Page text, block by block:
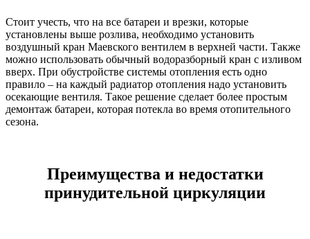
Стоит учесть, что на все батареи и врезки, которые
установлены выше розлива, необходимо установить
воздушный кран Маевского вентилем в верхней части. Также
можно использовать обычный водоразборный кран с изливом
вверх. При обустройстве системы отопления есть одно
правило – на каждый радиатор отопления надо установить
осекающие вентиля. Такое решение сделает более простым
демонтаж батареи, которая потекла во время отопительного
сезона.
Преимущества и недостатки
принудительной циркуляции